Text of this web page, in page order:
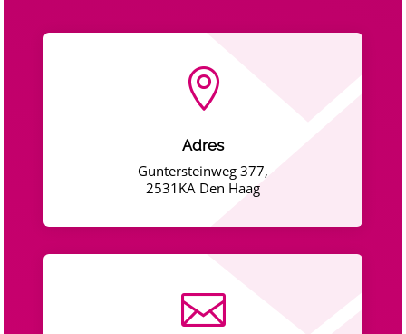

Adres
Guntersteinweg 377,
2531KA Den Haag
